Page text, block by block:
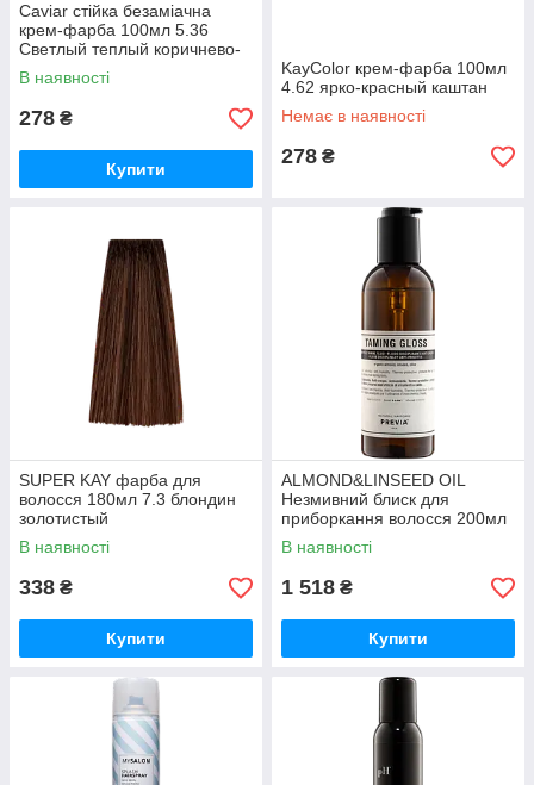
Caviar стійка безаміачна
крем-фарба 100мл 5.36
Светлый теплый коричнево-
каштановый
В наявності
278 ₴
Купити
KayColor крем-фарба 100мл
4.62 ярко-красный каштан
Немає в наявності
278 ₴
SUPER KAY фарба для
волосся 180мл 7.3 блондин
золотистый
В наявності
338 ₴
Купити
ALMOND&LINSEED OIL
Незмивний блиск для
приборкання волосся 200мл
В наявності
1 518 ₴
Купити